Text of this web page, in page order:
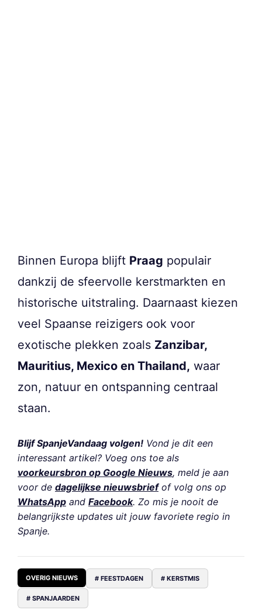
Binnen Europa blijft Praag populair
dankzij de sfeervolle kerstmarkten en
historische uitstraling. Daarnaast kiezen
veel Spaanse reizigers ook voor
exotische plekken zoals Zanzibar,
Mauritius, Mexico en Thailand, waar
zon, natuur en ontspanning centraal
staan.
Blijf SpanjeVandaag volgen! Vond je dit een
interessant artikel? Voeg ons toe als
voorkeursbron op Google Nieuws, meld je aan
voor de dagelijkse nieuwsbriefof volg ons op
WhatsApp and Facebook. Zo mis je nooit de
belangrijkste updates uit jouw favoriete regio in
Spanje.
OVERIG NIEUWS # FEESTDAGEN # KERSTMIS
# SPANJAARDEN